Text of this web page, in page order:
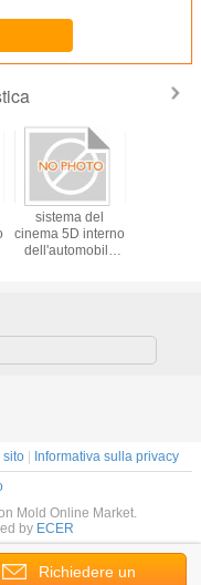
sistema del
cinema 5D interno
dell'automobile
Richiedere un
sito | Informativa sulla privacy
Mold Online Market.
by ECER